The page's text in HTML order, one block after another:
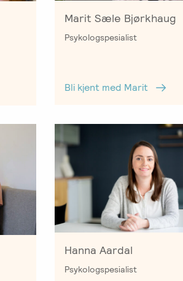
Marit Sæle Bjørkhaug
Psykologspesialist
Bli kjent med Marit
Hanna Aardal
Psykologspesialist